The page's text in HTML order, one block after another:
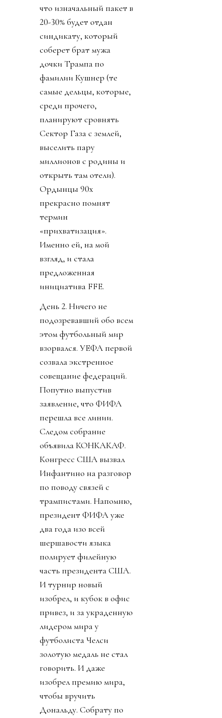
что изначальный пакет в
20-30% будет отдан
синдикату, который
соберет брат мужа
дочки Трампа по
фамилии Кушнер (те
самые дельцы, которые,
среди прочего,
планируют сровнять
Сектор Газа с землей,
выселить пару
миллионов с родины и
открыть там отели).
Ордынцы 90х
прекрасно помнят
термин
«прихватизация».
Именно ей, на мой
взгляд, и стала
предложенная
инициатива FFE.
День 2. Ничего не
подозревавший обо всем
этом футбольный мир
взорвался. УЕФА первой
созвала экстренное
совещание федераций.
Попутно выпустив
заявление, что ФИФА
перешла все линии.
Следом собрание
объявила КОНКАКАФ.
Конгресс США вызвал
Инфантино на разговор
по поводу связей с
трампистами. Напомню,
президент ФИФА уже
два года изо всей
шершавости языка
полирует филейную
часть президента США.
И турнир новый
изобрел, и кубок в офис
привез, и за украденную
лидером мира у
футболиста Челси
золотую медаль не стал
говорить. И даже
изобрел премию мира,
чтобы вручить
Дональду. Собрату по